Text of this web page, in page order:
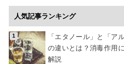
人気記事ランキング
「エタノール」と「ア
の違いとは？消毒作用
解説